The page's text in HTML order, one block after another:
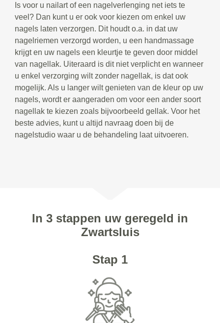
Is voor u nailart of een nagelverlenging net iets te
veel? Dan kunt u er ook voor kiezen om enkel uw
nagels laten verzorgen. Dit houdt o.a. in dat uw
nagelriemen verzorgd worden, u een handmassage
krijgt en uw nagels een kleurtje te geven door middel
van nagellak. Uiteraard is dit niet verplicht en wanneer
u enkel verzorging wilt zonder nagellak, is dat ook
mogelijk. Als u langer wilt genieten van de kleur op uw
nagels, wordt er aangeraden om voor een ander soort
nagellak te kiezen zoals bijvoorbeeld gellak. Voor het
beste advies, kunt u altijd navraag doen bij de
nagelstudio waar u de behandeling laat uitvoeren.
In 3 stappen uw geregeld in
Zwartsluis
Stap 1